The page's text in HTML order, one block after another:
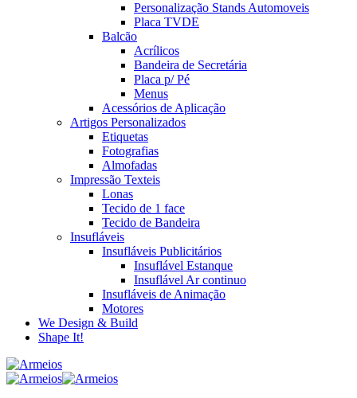
Personalização Stands Automoveis
Placa TVDE
Balcão
Acrílicos
Bandeira de Secretária
Placa p/ Pé
Menus
Acessórios de Aplicação
Artigos Personalizados
Etiquetas
Fotografias
Almofadas
Impressão Texteis
Lonas
Tecido de 1 face
Tecido de Bandeira
Insufláveis
Insufláveis Publicitários
Insuflável Estanque
Insuflável Ar continuo
Insufláveis de Animação
Motores
We Design & Build
Shape It!